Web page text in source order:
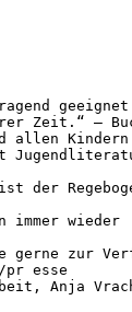
Zeit.“ –
allen
der
immer wieder
gerne zur
esse
Anja